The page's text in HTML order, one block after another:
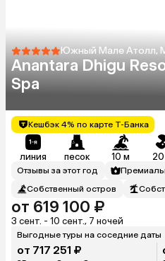
Южный Мале Атолл,
Anantara Dhigu
Spa
Кешбэк 4% по карте Т-Банка
линия песок 10 м
Отзывы за этот год
Собственный остров
от 619 100 ₽
3 сент. - 10 сент., 7 ночей
Выгодные туры на соседние даты
от 717 251 ₽